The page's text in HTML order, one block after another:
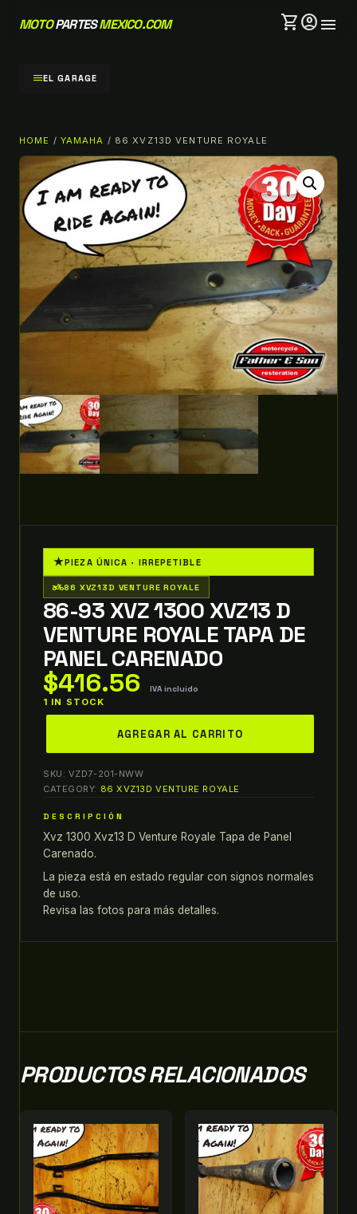
MOTOPARTESMEXICO.COM shopping_cartaccount_circlemenu
menuEL GARAGE
HOME / YAMAHA / 86 XVZ13D VENTURE ROYALE
★PIEZA ÚNICA · IRREPETIBLE
two_wheeler86 XVZ13D VENTURE ROYALE
86-93 XVZ 1300 XVZ13 D
VENTURE ROYALE TAPA DE
PANEL CARENADO
$416.56 IVA incluido
1 IN STOCK
1300
D
VENTURE
ROYALE
TAPA
DE
PANEL
AGREGAR AL CARRITO
SKU: VZD7-201-NWW
CATEGORY: 86 XVZ13D VENTURE ROYALE
DESCRIPCIÓN
Xvz 1300 Xvz13 D Venture Royale Tapa de Panel
Carenado.
La pieza está en estado regular con signos normales
de uso.
Revisa las fotos para más detalles.
PRODUCTOS RELACIONADOS